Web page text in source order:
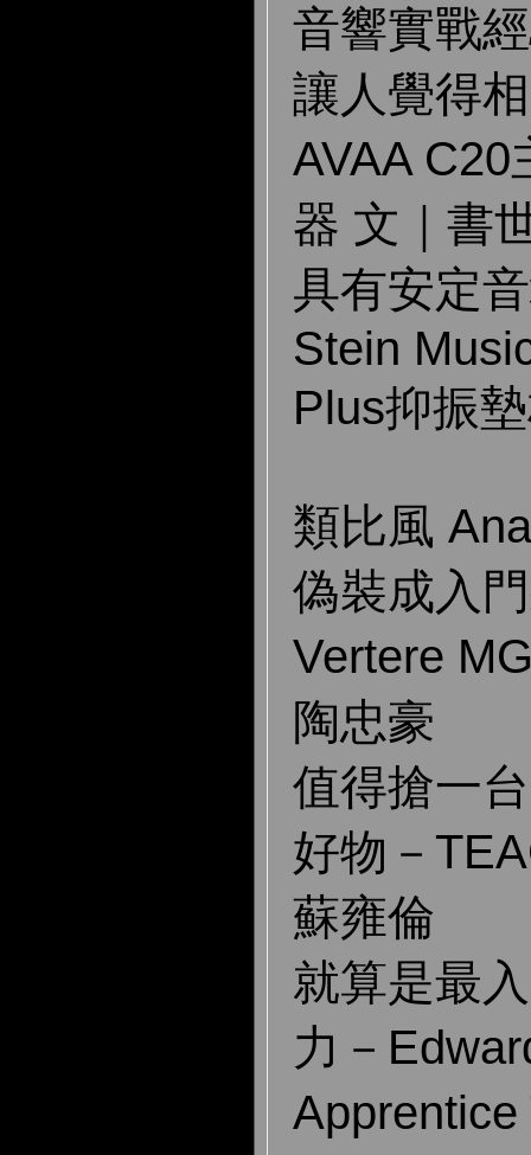
音響實戰
讓人覺得
AVAA
器 文｜書
具有安定
Stein
Plus抑振
類比風
偽裝成入
Vertere
陶忠豪
值得搶一
好物－
蘇雍倫
就算是最
力－